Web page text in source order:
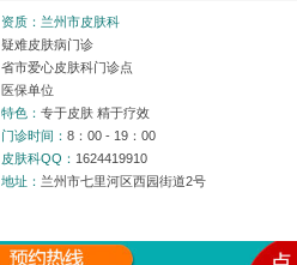
资质：兰州市皮肤科
疑难皮肤病门诊
省市爱心皮肤科门诊点
医保单位
特色：专于皮肤 精于疗效
门诊时间：8：00 - 19：00
皮肤科QQ： 1624419910
地址： 兰州市七里河区西园街道2号